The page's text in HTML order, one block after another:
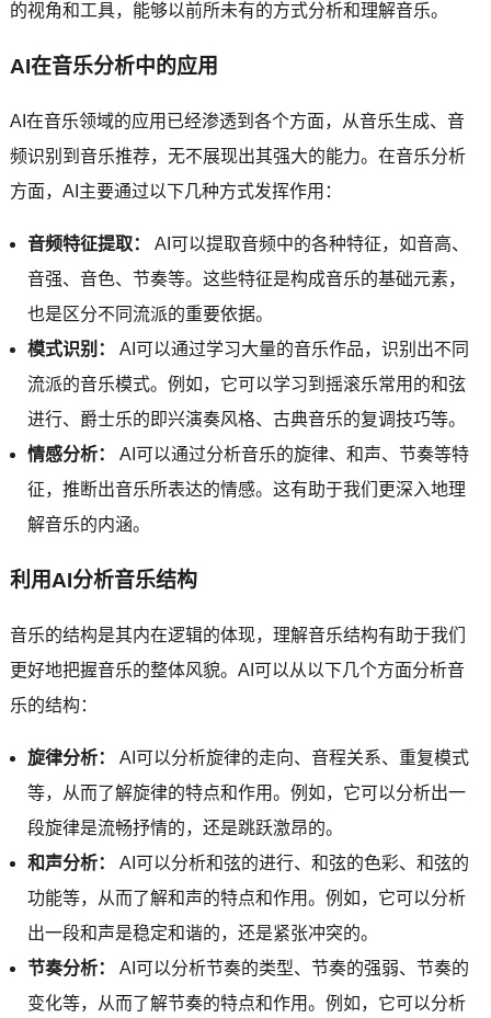
的视角和工具，能够以前所未有的方式分析和理解音乐。
AI在音乐分析中的应用
AI在音乐领域的应用已经渗透到各个方面，从音乐生成、音
频识别到音乐推荐，无不展现出其强大的能力。在音乐分析
方面，AI主要通过以下几种方式发挥作用：
音频特征提取：
AI可以提取音频中的各种特征，如音高、
音强、音色、节奏等。这些特征是构成音乐的基础元素，
也是区分不同流派的重要依据。
模式识别：
AI可以通过学习大量的音乐作品，识别出不同
流派的音乐模式。例如，它可以学习到摇滚乐常用的和弦
进行、爵士乐的即兴演奏风格、古典音乐的复调技巧等。
情感分析：
AI可以通过分析音乐的旋律、和声、节奏等特
征，推断出音乐所表达的情感。这有助于我们更深入地理
解音乐的内涵。
利用AI分析音乐结构
音乐的结构是其内在逻辑的体现，理解音乐结构有助于我们
更好地把握音乐的整体风貌。AI可以从以下几个方面分析音
乐的结构：
旋律分析：
AI可以分析旋律的走向、音程关系、重复模式
等，从而了解旋律的特点和作用。例如，它可以分析出一
段旋律是流畅抒情的，还是跳跃激昂的。
和声分析：
AI可以分析和弦的进行、和弦的色彩、和弦的
功能等，从而了解和声的特点和作用。例如，它可以分析
出一段和声是稳定和谐的，还是紧张冲突的。
节奏分析：
AI可以分析节奏的类型、节奏的强弱、节奏的
变化等，从而了解节奏的特点和作用。例如，它可以分析